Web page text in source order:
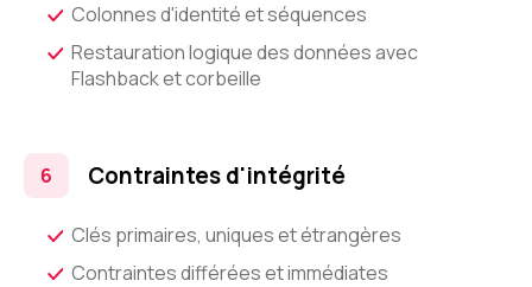
Colonnes d'identité et séquences
Restauration logique des données avec
Flashback et corbeille
Contraintes d'intégrité
Clés primaires, uniques et étrangères
Contraintes différées et immédiates